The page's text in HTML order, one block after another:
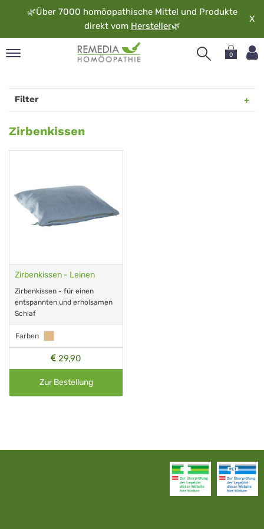
🌿Über 7000 homöopathische Mittel und Produkte
direkt vom Hersteller🌿
X
0
Filter
Zirbenkissen
Zirbenkissen
Zirbenkissen - Leinen
Zirbenkissen - für einen
entspannten und erholsamen
Schlaf
Farben
29,90
Zur Bestellung